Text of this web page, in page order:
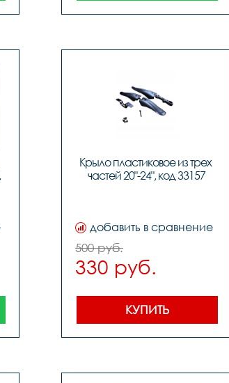
Крыло пластиковое из трех
частей 20"-24", код 33157
добавить в сравнение
500 руб.
330 руб.
КУПИТЬ